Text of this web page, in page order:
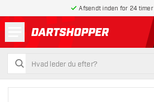
Afsendt inden for 24 timer
tilbage til forsiden
søg
søg